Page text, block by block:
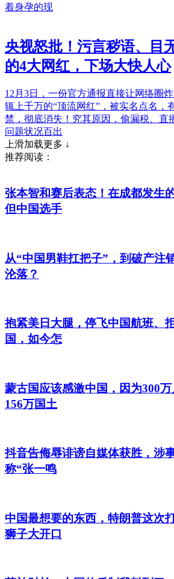
着身孕的现
央视怒批！污言秽语、目
的4大网红，下场大快人心
12月3日，一份官方通报直接让网络圈
辄上千万的“顶流网红”，被实名点名，
禁，彻底消失！究其原因，偷漏税、直
问题状况百出
上滑加载更多 ↓
推荐阅读：
张本智和赛后表态！在成都发生
但中国选手
从“中国男鞋扛把子”，到破产注
沦落？
抱紧美日大腿，停飞中国航班、
国，如今怎
蒙古国应该感激中国，因为300
156万国土
抖音告侮辱诽谤自媒体获胜，涉
称“张一鸣
中国最想要的东西，特朗普这次
狮子大开口